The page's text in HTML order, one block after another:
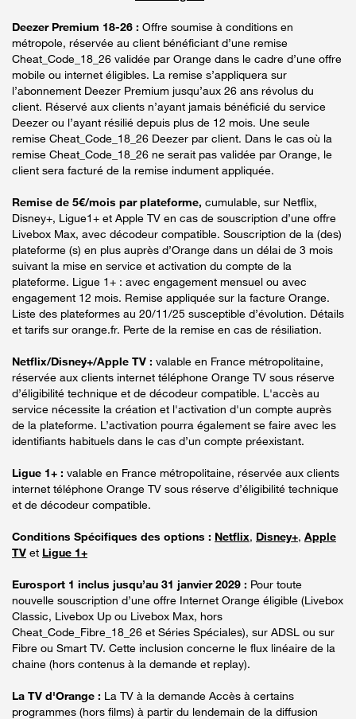
Deezer Premium 18-26 : Offre soumise à conditions en
métropole, réservée au client bénéficiant d’une remise
Cheat_Code_18_26 validée par Orange dans le cadre d’une offre
mobile ou internet éligibles. La remise s’appliquera sur
l’abonnement Deezer Premium jusqu’aux 26 ans révolus du
client. Réservé aux clients n’ayant jamais bénéficié du service
Deezer ou l’ayant résilié depuis plus de 12 mois. Une seule
remise Cheat_Code_18_26 Deezer par client. Dans le cas où la
remise Cheat_Code_18_26 ne serait pas validée par Orange, le
client sera facturé de la remise indument appliquée.
Remise de 5€/mois par plateforme, cumulable, sur Netflix,
Disney+, Ligue1+ et Apple TV en cas de souscription d’une offre
Livebox Max, avec décodeur compatible. Souscription de la (des)
plateforme (s) en plus auprès d’Orange dans un délai de 3 mois
suivant la mise en service et activation du compte de la
plateforme. Ligue 1+ : avec engagement mensuel ou avec
engagement 12 mois. Remise appliquée sur la facture Orange.
Liste des plateformes au 20/11/25 susceptible d’évolution. Détails
et tarifs sur orange.fr. Perte de la remise en cas de résiliation.
Netflix/Disney+/Apple TV : valable en France métropolitaine,
réservée aux clients internet téléphone Orange TV sous réserve
d’éligibilité technique et de décodeur compatible. L'accès au
service nécessite la création et l'activation d'un compte auprès
de la plateforme. L’activation pourra également se faire avec les
identifiants habituels dans le cas d’un compte préexistant.
Ligue 1+ : valable en France métropolitaine, réservée aux clients
internet téléphone Orange TV sous réserve d’éligibilité technique
et de décodeur compatible.
Conditions Spécifiques des options : Netflix, Disney+, Apple
TV et Ligue 1+
Eurosport 1 inclus jusqu’au 31 janvier 2029 : Pour toute
nouvelle souscription d’une offre Internet Orange éligible (Livebox
Classic, Livebox Up ou Livebox Max, hors
Cheat_Code_Fibre_18_26 et Séries Spéciales), sur ADSL ou sur
Fibre ou Smart TV. Cette inclusion concerne le flux linéaire de la
chaine (hors contenus à la demande et replay).
La TV d'Orange : La TV à la demande Accès à certains
programmes (hors films) à partir du lendemain de la diffusion